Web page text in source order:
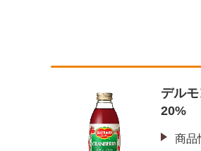
デル
20%
商品